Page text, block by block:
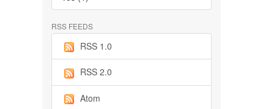
RSS FEEDS
RSS 1.0
RSS 2.0
Atom